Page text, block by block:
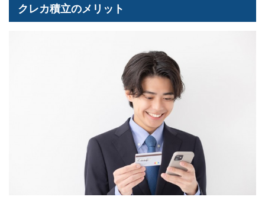
クレカ積立のメリット